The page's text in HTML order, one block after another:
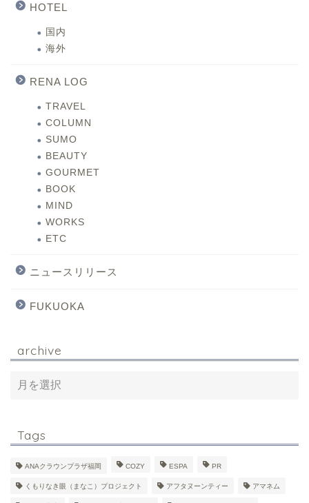
HOTEL
国内
海外
RENA LOG
TRAVEL
COLUMN
SUMO
BEAUTY
GOURMET
BOOK
MIND
WORKS
ETC
ニュースリリース
FUKUOKA
archive
Tags
ANAクラウンプラザ福岡 COZY ESPA PR
くもりなき眼（まなこ）プロジェクト アフタヌーンティー アマネム